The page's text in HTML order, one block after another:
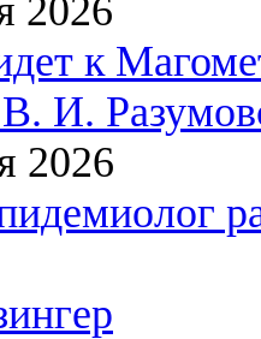
2026
к
И.
2026